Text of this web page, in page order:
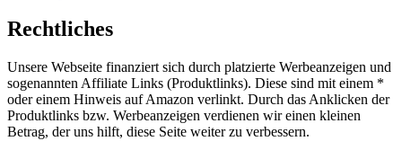
Rechtliches
Unsere Webseite finanziert sich durch platzierte Werbeanzeigen und
sogenannten Affiliate Links (Produktlinks). Diese sind mit einem *
oder einem Hinweis auf Amazon verlinkt. Durch das Anklicken der
Produktlinks bzw. Werbeanzeigen verdienen wir einen kleinen
Betrag, der uns hilft, diese Seite weiter zu verbessern.